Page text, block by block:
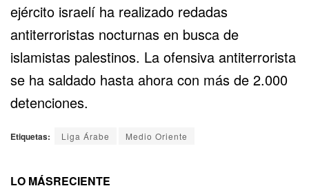
ejército israelí ha realizado redadas
antiterroristas nocturnas en busca de
islamistas palestinos. La ofensiva antiterrorista
se ha saldado hasta ahora con más de 2.000
detenciones.
Etiquetas: Liga Árabe Medio Oriente
LO MÁSRECIENTE